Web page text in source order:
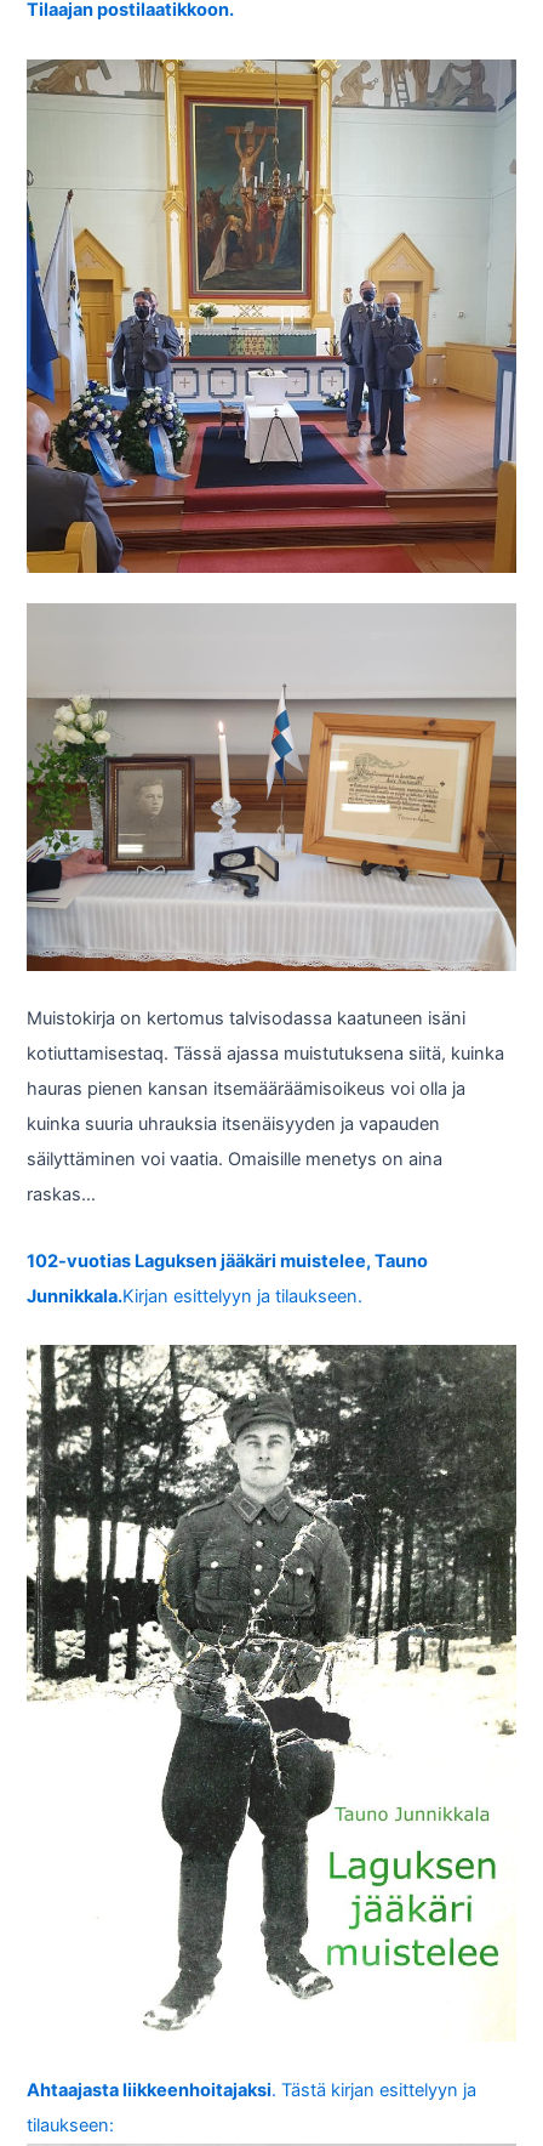
Tilaajan postilaatikkoon.
Muistokirja on kertomus talvisodassa kaatuneen isäni
kotiuttamisestaq. Tässä ajassa muistutuksena siitä, kuinka
hauras pienen kansan itsemääräämisoikeus voi olla ja
kuinka suuria uhrauksia itsenäisyyden ja vapauden
säilyttäminen voi vaatia. Omaisille menetys on aina
raskas…
102-vuotias Laguksen jääkäri muistelee, Tauno
Junnikkala.Kirjan esittelyyn ja tilaukseen.
Ahtaajasta liikkeenhoitajaksi. Tästä kirjan esittelyyn ja
tilaukseen: